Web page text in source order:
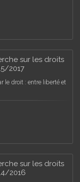
sur les droits
2017
le droit : entre liberté et
sur les droits
2016